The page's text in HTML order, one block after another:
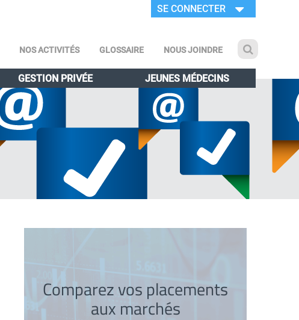
SE CONNECTER
NOS ACTIVITÉS GLOSSAIRE NOUS JOINDRE
GESTION PRIVÉE JEUNES MÉDECINS
Comparez vos placements
aux marchés